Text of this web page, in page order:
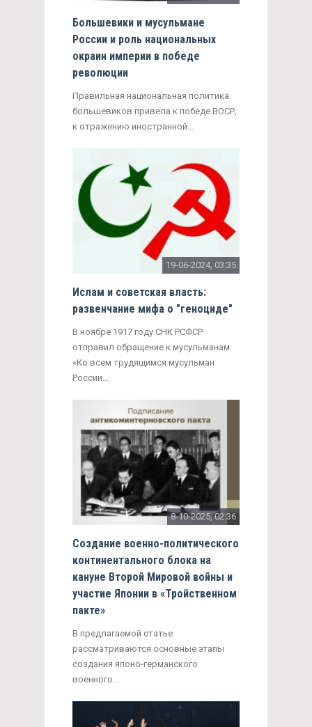
Большевики и мусульмане
России и роль национальных
окраин империи в победе
революции
Правильная национальная политика
большевиков привела к победе ВОСР,
к отражению иностранной...
19-06-2024, 03:35
Ислам и советская власть:
развенчание мифа о "геноциде"
В ноябре 1917 году СНК РСФСР
отправил обращение к мусульманам
«Ко всем трудящимся мусульман
России...
8-10-2025, 02:36
Создание военно-политического
континентального блока на
кануне Второй Мировой войны и
участие Японии в «Тройственном
пакте»
В предлагаемой статье
рассматриваются основные этапы
создания японо-германского
военного...